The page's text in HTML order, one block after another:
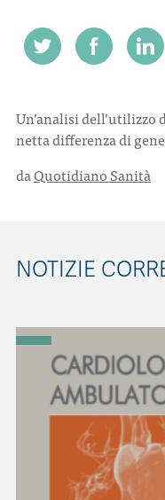
PROGETTI
ITA ENG
Un’analisi dell’utilizzo
netta differenza di
daQuotidiano Sanità
NOTIZIE